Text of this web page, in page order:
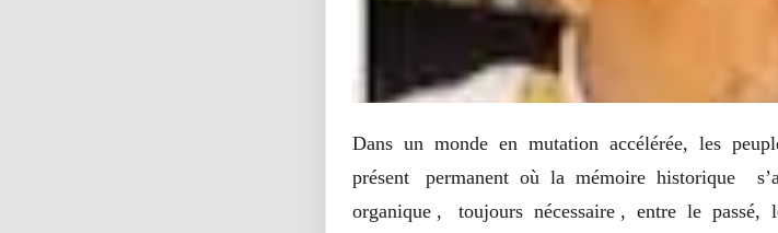
Dans un monde en mutation accélérée, les
présent permanent où la mémoire historique
organique , toujours nécessaire , entre le